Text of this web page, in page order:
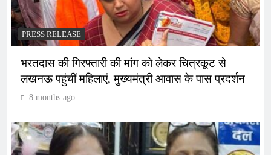
PRESS RELEASE
भरतदास की गिरफ्तारी की मांग को लेकर चित्रकूट से
लखनऊ पहुंचीं महिलाएं, मुख्यमंत्री आवास के पास प्रदर्शन
8 months ago